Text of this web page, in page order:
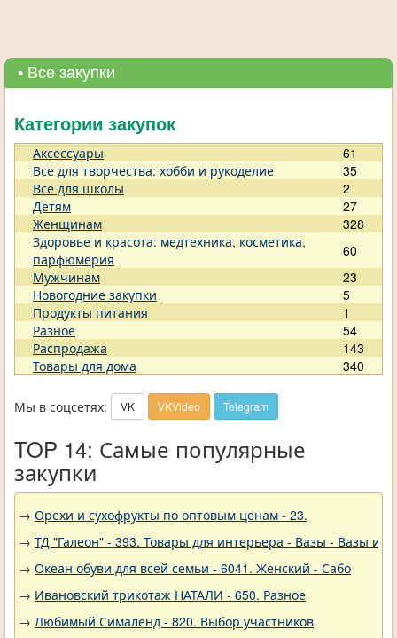
• Все закупки
Категории закупок
Аксессуары
61
Все для творчества: хобби и рукоделие
35
Все для школы
2
Детям
27
Женщинам
328
Здоровье и красота: медтехника, косметика,
парфюмерия
60
Мужчинам
23
Новогодние закупки
5
Продукты питания
1
Разное
54
Распродажа
143
Товары для дома
340
Мы в соцсетях: VK VKVideo Telegram
TOP 14: Самые популярные
закупки
→ Орехи и сухофрукты по оптовым ценам - 23.
→ ТД "Галеон" - 393. Товары для интерьера - Вазы - Вазы из
→ Океан обуви для всей семьи - 6041. Женский - Сабо
→ Ивановский трикотаж НАТАЛИ - 650. Разное
→ Любимый Сималенд - 820. Выбор участников